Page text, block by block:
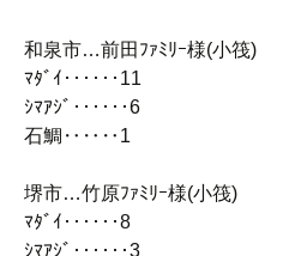
和泉市…前田ﾌｧﾐﾘｰ様(小筏)
ﾏﾀﾞｲ‥‥‥11
ｼﾏｱｼﾞ‥‥‥6
石鯛‥‥‥1
堺市…竹原ﾌｧﾐﾘｰ様(小筏)
ﾏﾀﾞｲ‥‥‥8
ｼﾏｱｼﾞ‥‥‥3